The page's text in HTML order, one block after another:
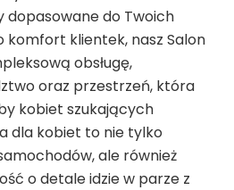
dopasowane do Twoich
komfort klientek, nasz Salon
obsługę,
oraz przestrzeń, która
kobiet szukających
dla kobiet to nie tylko
ale również
o detale idzie w parze z